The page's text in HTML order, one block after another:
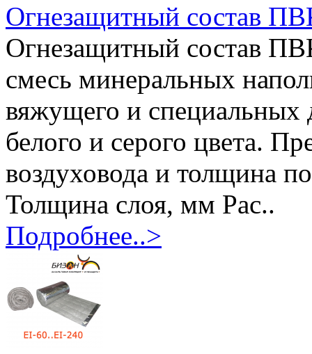
Огнезащитный состав
Огнезащитный состав
смесь минеральных
вяжущего и специальных
белого и серого цвета.
воздуховода и толщина
Толщина слоя, мм Рас..
Подробнее..>